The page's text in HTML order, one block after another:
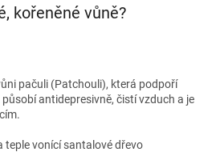
kořeněné vůně?
pačuli (Patchouli), která podpoří
antidepresivně, čistí vzduch a je
teple vonící santalové dřevo